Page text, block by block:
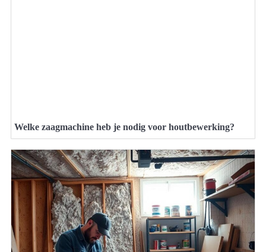
Welke zaagmachine heb je nodig voor houtbewerking?